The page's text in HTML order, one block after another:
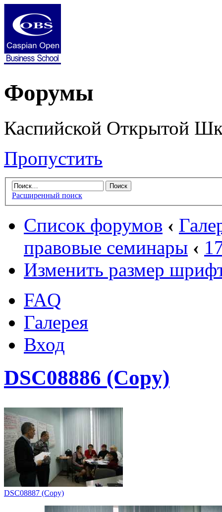
Форумы
Каспийской Открытой
Пропустить
Расширенный поиск
Список форумов ‹
правовые семинары ‹
Изменить размер
FAQ
Галерея
Вход
DSC08886 (Copy)
DSC08887 (Copy)